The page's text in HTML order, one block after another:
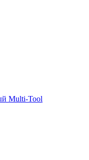
Multi-Tool